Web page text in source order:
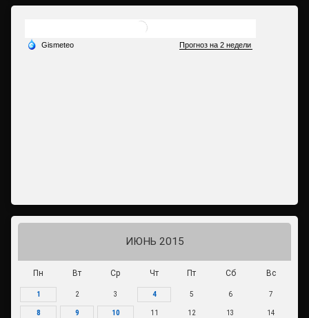
ИЮНЬ 2015
Пн Вт Ср Чт Пт Сб Вс
1 2 3 4 5 6 7
8 9 10 11 12 13 14